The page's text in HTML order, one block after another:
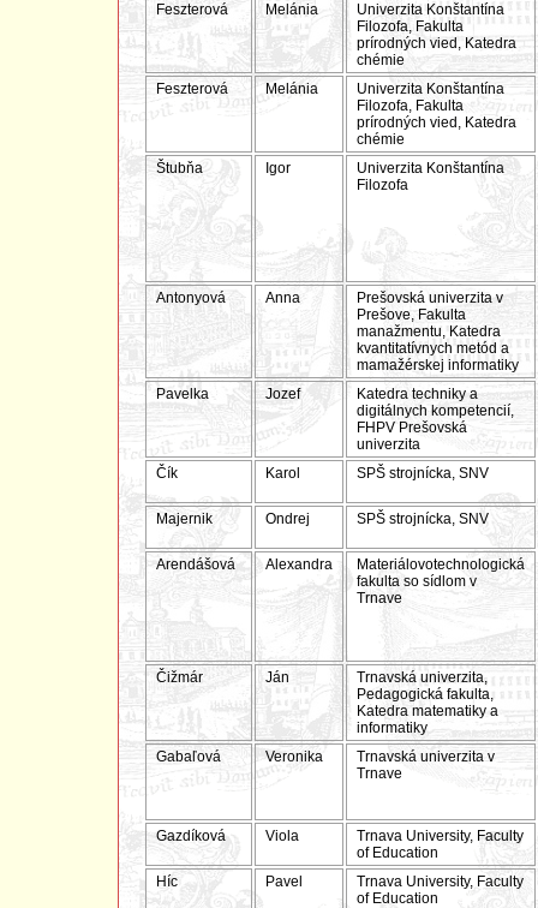
Feszterová Melánia
Univerzita Konštantína
Filozofa, Fakulta
prírodných vied, Katedra
chémie
Feszterová
Melánia
Univerzita Konštantína
Filozofa, Fakulta
prírodných vied, Katedra
chémie
Štubňa
Igor
Univerzita Konštantína
Filozofa
Antonyová Anna
Prešovská univerzita v
Prešove, Fakulta
manažmentu, Katedra
kvantitatívnych metód a
mamažérskej informatiky
Pavelka
Jozef
Katedra techniky a
digitálnych kompetencií,
FHPV Prešovská
univerzita
Čík
Karol SPŠ strojnícka, SNV
Majernik Ondrej SPŠ strojnícka, SNV
Arendášová Alexandra
Materiálovotechnologická
fakulta so sídlom v
Trnave
Čižmár Ján
Trnavská univerzita,
Pedagogická fakulta,
Katedra matematiky a
informatiky
Gabaľová
Veronika
Trnavská univerzita v
Trnave
Gazdíková Viola
Trnava University, Faculty
of Education
Híc
Pavel
Trnava University, Faculty
of Education